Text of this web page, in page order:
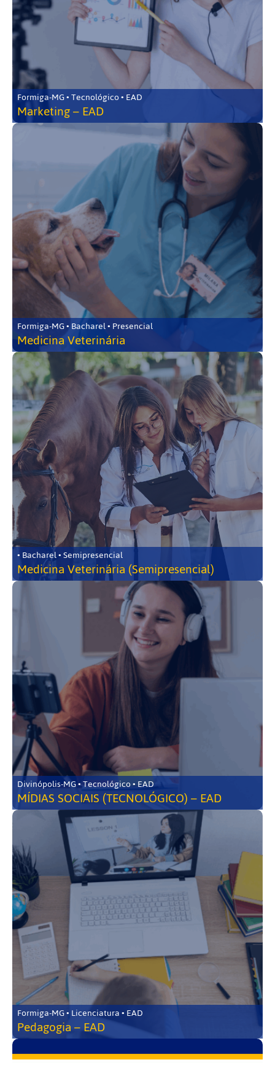
Formiga-MG • Tecnológico • EAD
Marketing – EAD
Formiga-MG • Bacharel • Presencial
Medicina Veterinária
• Bacharel • Semipresencial
Medicina Veterinária (Semipresencial)
Divinópolis-MG • Tecnológico • EAD
MÍDIAS SOCIAIS (TECNOLÓGICO) – EAD
Formiga-MG • Licenciatura • EAD
Pedagogia – EAD